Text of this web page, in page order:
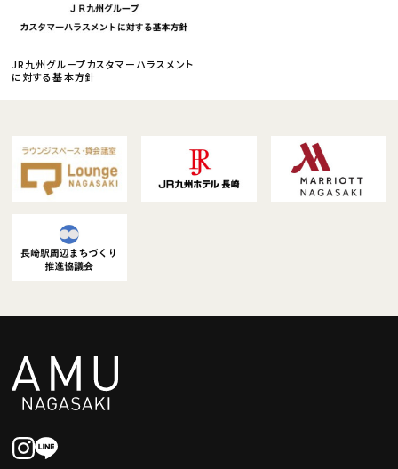
JR九州グループカスタマーハラスメント
に対する基本方針